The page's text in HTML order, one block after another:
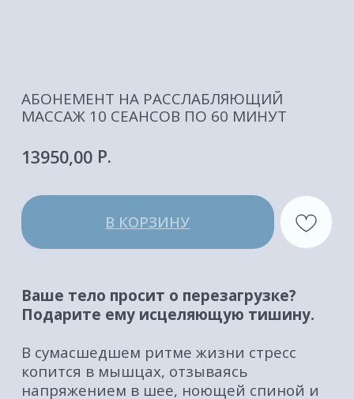
напряжением в шее, ноющей спиной и
бессонными ночами. Пора остановиться
и восстановить силы там, где о вашем
благополучии позаботятся с
просто приятная процедура, это ваш
личный вклад в здоровье и
долголетие.
•Глубокое расслабление:Специальные
техники мягко снимут мышечные
зажимы, уйдет нервное напряжение, а